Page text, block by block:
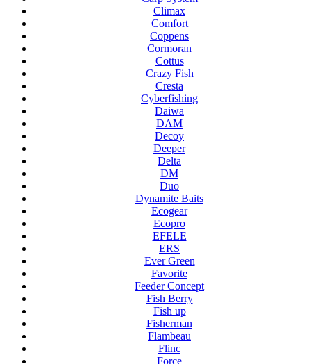
Climax
Comfort
Coppens
Cormoran
Cottus
Crazy Fish
Cresta
Cyberfishing
Daiwa
DAM
Decoy
Deeper
Delta
DM
Duo
Dynamite Baits
Ecogear
Ecopro
EFELE
ERS
Ever Green
Favorite
Feeder Concept
Fish Berry
Fish up
Fisherman
Flambeau
Flinc
Force